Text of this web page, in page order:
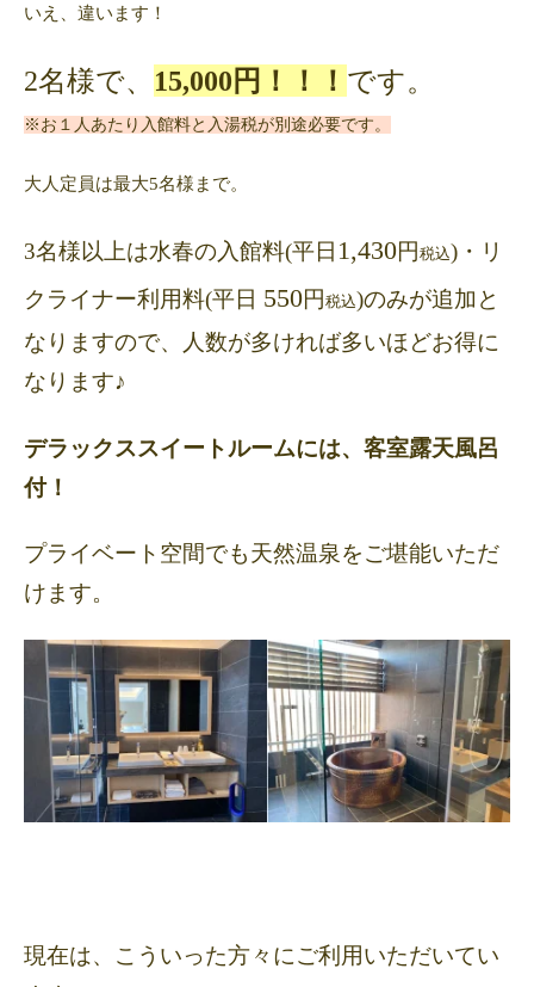
いえ、違います！
2名様で、 15,000 円！！！ です。
※お１人あたり入館料と入湯税が別途必要です。
大人定員は最大5名様まで。
3名様以上は水春の入館料(平日 1,430円 税込) ・リ
クライナー利用料(平日 550円 税込)のみが追加と
なりますので、人数が多ければ多いほどお得に
なります♪
デラックススイートルームには、客室露天風呂
付！
プライベート空間でも天然温泉をご堪能いただ
けます。
現在は、こういった方々にご利用いただいてい